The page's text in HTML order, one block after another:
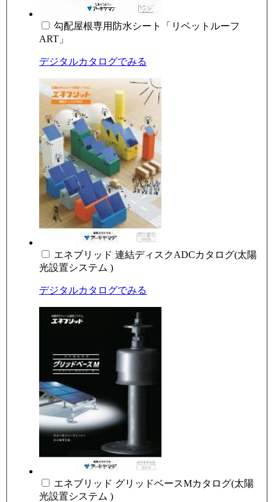
勾配屋根専用防水シート「リベットルーフ
ART」
デジタルカタログでみる
エネブリッド 連結ディスクADCカタログ(太陽
光設置システム )
デジタルカタログでみる
エネブリッド グリッドベースMカタログ(太陽
光設置システム )